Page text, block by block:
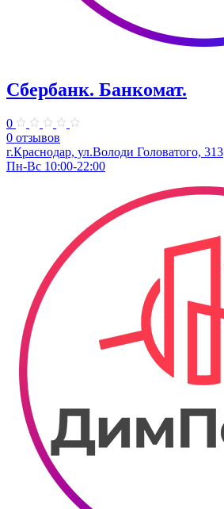
Сбербанк. Банкомат.
0
0 отзывов
г.Краснодар, ул.​Володи Головатого, 313
Пн-Вс 10:00-22:00